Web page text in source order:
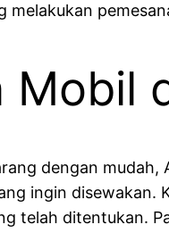
melakukan
Mobil
dengan
ingin disewakan.
telah ditentukan.